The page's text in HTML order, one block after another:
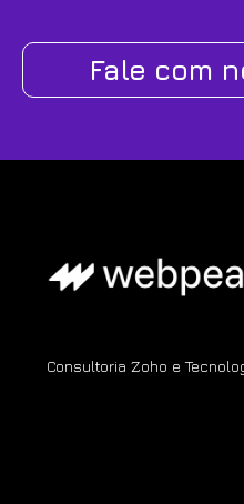
Fale com
Consultoria Zoho e